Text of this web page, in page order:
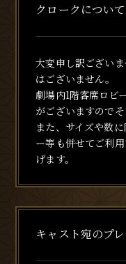
クロークについて
大変申し訳ござい
はございません。
劇場内1階客席ロビ
がございますのでそ
また、サイズや数
ー等も併せてご利
げます。
キャスト宛のプ